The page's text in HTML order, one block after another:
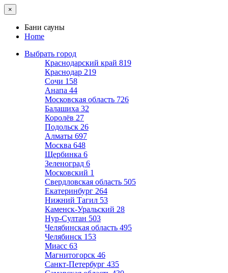
×
Бани сауны
Home
Выбрать город
Краснодарский край 819
Краснодар 219
Сочи 158
Анапа 44
Московская область 726
Балашиха 32
Королёв 27
Подольск 26
Алматы 697
Москва 648
Щербинка 6
Зеленоград 6
Московский 1
Свердловская область 505
Екатеринбург 264
Нижний Тагил 53
Каменск-Уральский 28
Нур-Султан 503
Челябинская область 495
Челябинск 153
Миасс 63
Магнитогорск 46
Санкт-Петербург 435